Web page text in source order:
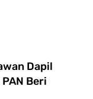
Dapil
Beri